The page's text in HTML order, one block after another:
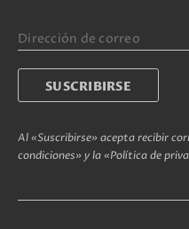
Al «Suscribirse» acepta recibir
condiciones» y la «Política de